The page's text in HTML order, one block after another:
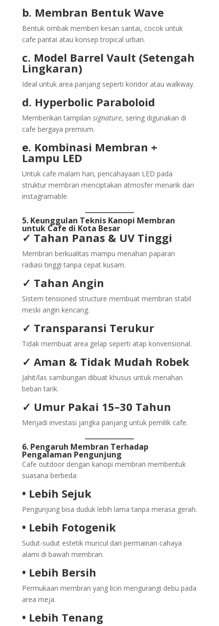
b. Membran Bentuk Wave
Bentuk ombak memberi kesan santai, cocok untuk
cafe pantai atau konsep tropical urban.
c. Model Barrel Vault (Setengah
Lingkaran)
Ideal untuk area panjang seperti koridor atau walkway.
d. Hyperbolic Paraboloid
Memberikan tampilan signature, sering digunakan di
cafe bergaya premium.
e. Kombinasi Membran +
Lampu LED
Untuk cafe malam hari, pencahayaan LED pada
struktur membran menciptakan atmosfer menarik dan
instagramable.
5. Keunggulan Teknis Kanopi Membran
untuk Cafe di Kota Besar
✓ Tahan Panas & UV Tinggi
Membran berkualitas mampu menahan paparan
radiasi tinggi tanpa cepat kusam.
✓ Tahan Angin
Sistem tensioned structure membuat membran stabil
meski angin kencang.
✓ Transparansi Terukur
Tidak membuat area gelap seperti atap konvensional.
✓ Aman & Tidak Mudah Robek
Jahit/las sambungan dibuat khusus untuk menahan
beban tarik.
✓ Umur Pakai 15–30 Tahun
Menjadi investasi jangka panjang untuk pemilik cafe.
6. Pengaruh Membran Terhadap
Pengalaman Pengunjung
Cafe outdoor dengan kanopi membran membentuk
suasana berbeda:
• Lebih Sejuk
Pengunjung bisa duduk lebih lama tanpa merasa gerah.
• Lebih Fotogenik
Sudut-sudut estetik muncul dari permainan cahaya
alami di bawah membran.
• Lebih Bersih
Permukaan membran yang licin mengurangi debu pada
area meja.
• Lebih Tenang